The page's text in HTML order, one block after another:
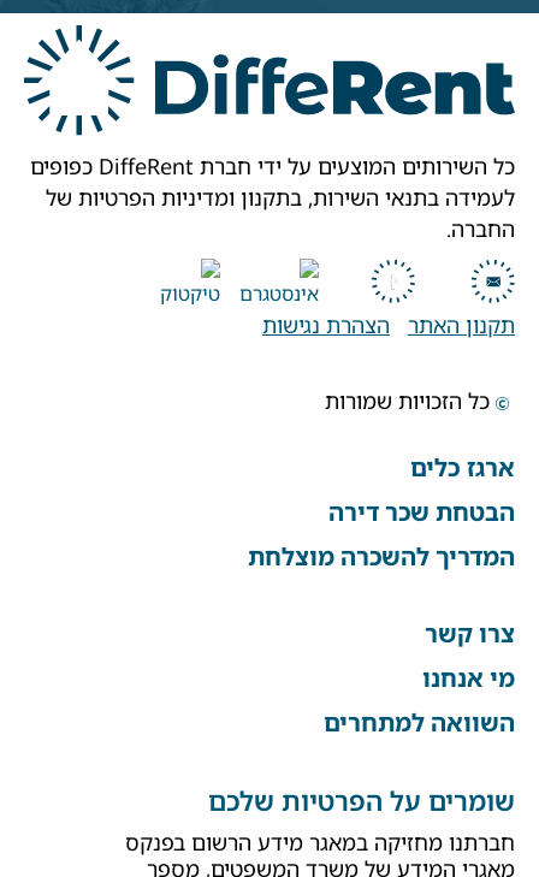
כל השירותים המוצעים על ידי חברת DiffeRent כפופים
לעמידה בתנאי השירות, בתקנון ומדיניות הפרטיות של
החברה.
תקנון האתר הצהרת נגישות
כל הזכויות שמורות
ארגז כלים
הבטחת שכר דירה
המדריך להשכרה מוצלחת
צרו קשר
מי אנחנו
השוואה למתחרים
שומרים על הפרטיות שלכם
חברתנו מחזיקה במאגר מידע הרשום בפנקס
מאגרי המידע של משרד המשפטים, מספר